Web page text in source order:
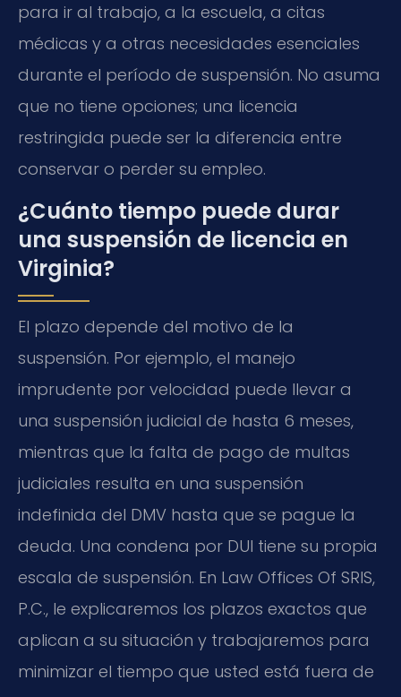
para ir al trabajo, a la escuela, a citas
médicas y a otras necesidades esenciales
durante el período de suspensión. No asuma
que no tiene opciones; una licencia
restringida puede ser la diferencia entre
conservar o perder su empleo.
¿Cuánto tiempo puede durar
una suspensión de licencia en
Virginia?
El plazo depende del motivo de la
suspensión. Por ejemplo, el manejo
imprudente por velocidad puede llevar a
una suspensión judicial de hasta 6 meses,
mientras que la falta de pago de multas
judiciales resulta en una suspensión
indefinida del DMV hasta que se pague la
deuda. Una condena por DUI tiene su propia
escala de suspensión. En Law Offices Of SRIS,
P.C., le explicaremos los plazos exactos que
aplican a su situación y trabajaremos para
minimizar el tiempo que usted está fuera de